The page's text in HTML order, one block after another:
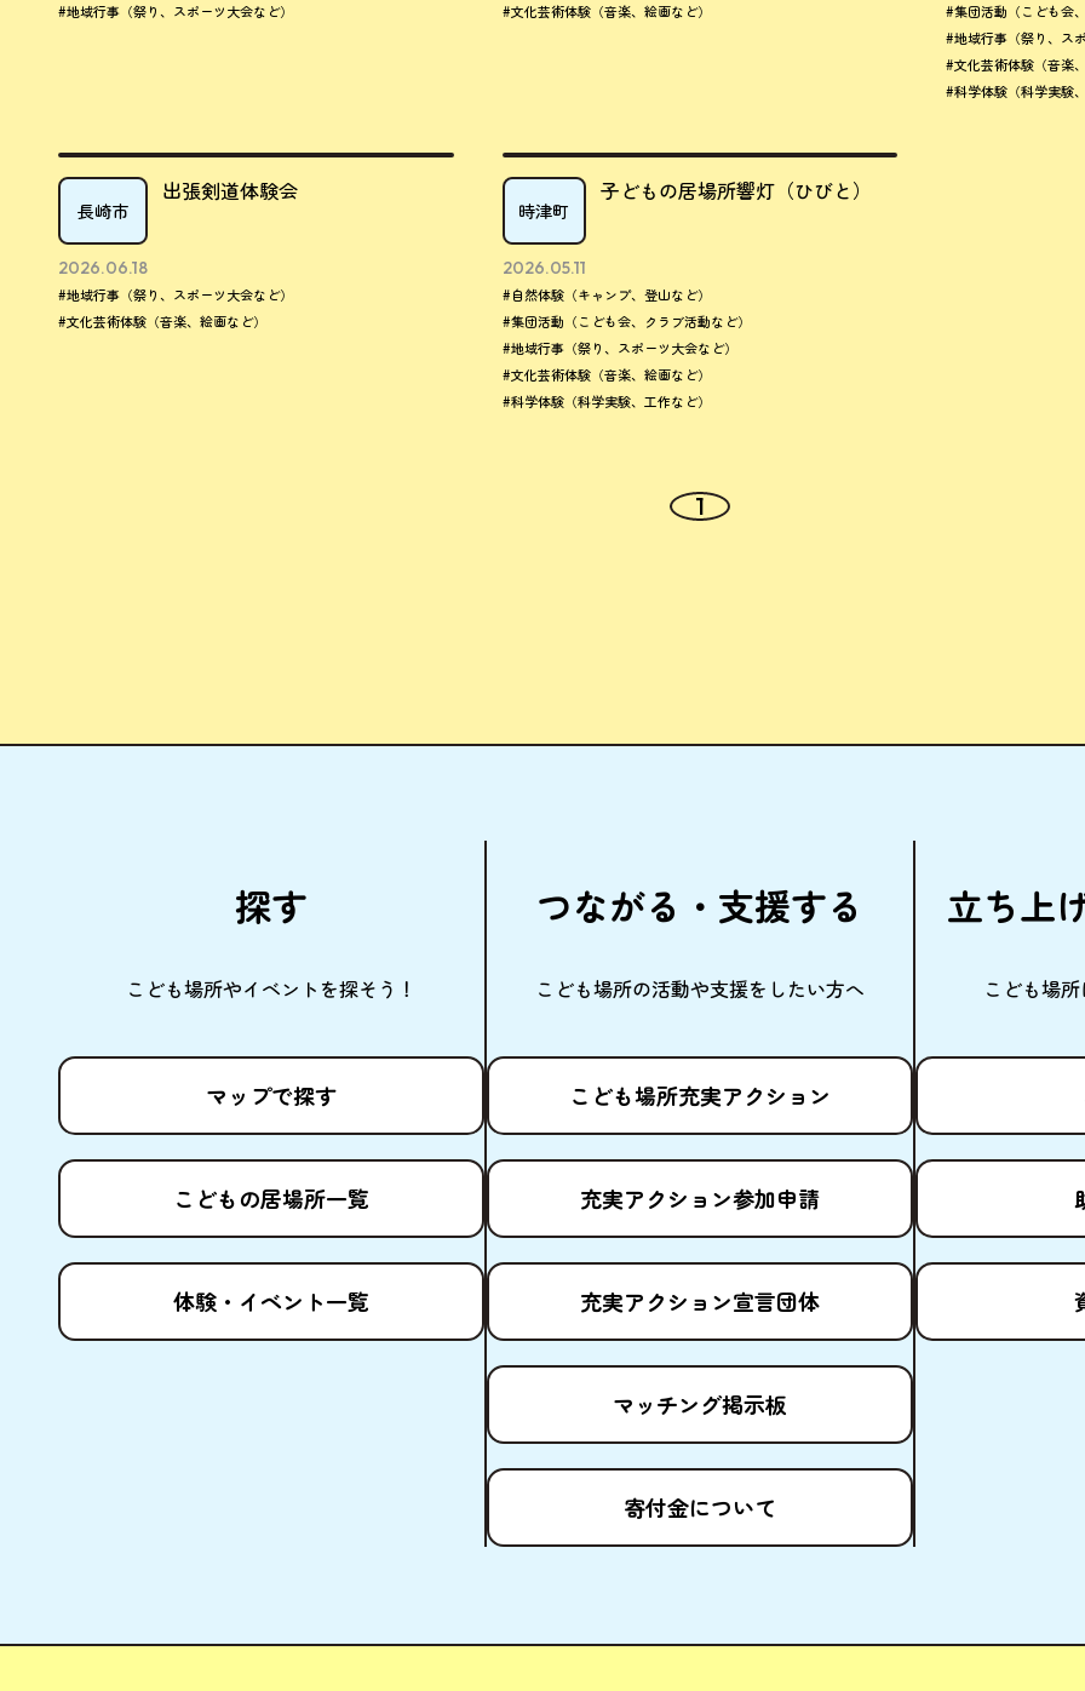
#地域行事（祭り、スポーツ大会など）
#文化芸術体験（音楽、絵画など）
#集団活動（こども会
#地域行事（祭り、ス
#文化芸術体験（音楽
#科学体験（科学実験
長崎市
出張剣道体験会
2026.06.18
#地域行事（祭り、スポーツ大会など）
#文化芸術体験（音楽、絵画など）
時津町
子どもの居場所響灯（ひびと）
2026.05.11
#自然体験（キャンプ、登山など）
#集団活動（こども会、クラブ活動など）
#地域行事（祭り、スポーツ大会など）
#文化芸術体験（音楽、絵画など）
#科学体験（科学実験、工作など）
1
探す
こども場所やイベントを探そう！
マップで探す
こどもの居場所一覧
体験 ・イベント一覧
つながる・ 支援する
こども場所の活動や支援をしたい方へ
こども場所充実アクション
充実アクション参加申請
充実アクション宣言団体
マッチング掲示板
寄付金について
立ち上
こども場所